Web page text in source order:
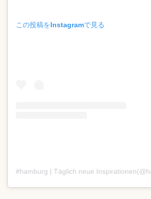
この投稿をInstagramで見る